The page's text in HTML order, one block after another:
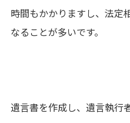
時間もかかりますし、法定
なることが多いです。
遺言書を作成し、遺言執行